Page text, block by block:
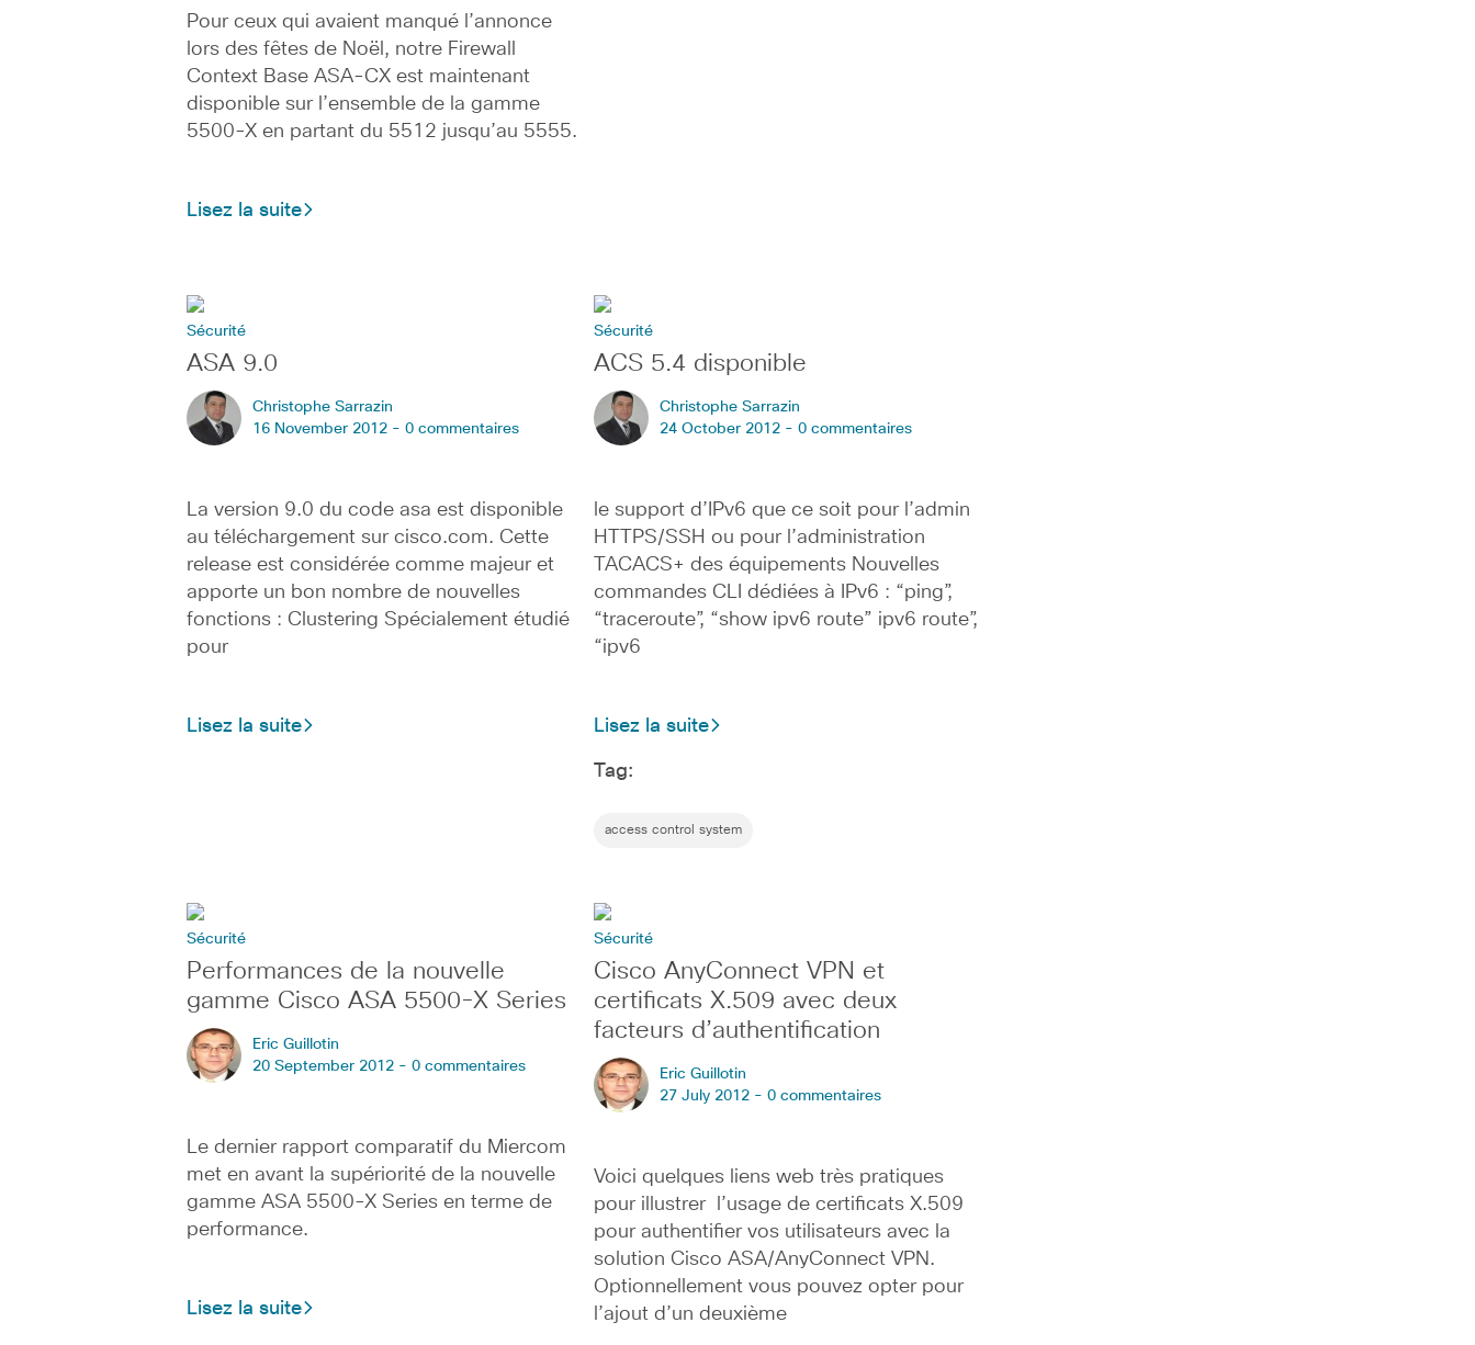
Pour ceux qui avaient manqué l’annonce
lors des fêtes de Noël, notre Firewall
Context Base ASA-CX est maintenant
disponible sur l’ensemble de la gamme
5500-X en partant du 5512 jusqu’au 5555.
Lisez la suite
Sécurité
ASA 9.0
Christophe Sarrazin
16 November 2012 - 0 commentaires
La version 9.0 du code asa est disponible
au téléchargement sur cisco.com. Cette
release est considérée comme majeur et
apporte un bon nombre de nouvelles
fonctions : Clustering Spécialement étudié
pour
Lisez la suite
Sécurité
ACS 5.4 disponible
Christophe Sarrazin
24 October 2012 - 0 commentaires
le support d’IPv6 que ce soit pour l’admin
HTTPS/SSH ou pour l’administration
TACACS+ des équipements Nouvelles
commandes CLI dédiées à IPv6 : “ping”,
“traceroute”, “show ipv6 route” ipv6 route”,
“ipv6
Lisez la suite
Tag:
access control system
Sécurité
Performances de la nouvelle
gamme Cisco ASA 5500-X Series
Eric Guillotin
20 September 2012 - 0 commentaires
Le dernier rapport comparatif du Miercom
met en avant la supériorité de la nouvelle
gamme ASA 5500-X Series en terme de
performance.
Lisez la suite
Sécurité
Cisco AnyConnect VPN et
certificats X.509 avec deux
facteurs d’authentification
Eric Guillotin
27 July 2012 - 0 commentaires
Voici quelques liens web très pratiques
pour illustrer l’usage de certificats X.509
pour authentifier vos utilisateurs avec la
solution Cisco ASA/AnyConnect VPN.
Optionnellement vous pouvez opter pour
l’ajout d’un deuxième